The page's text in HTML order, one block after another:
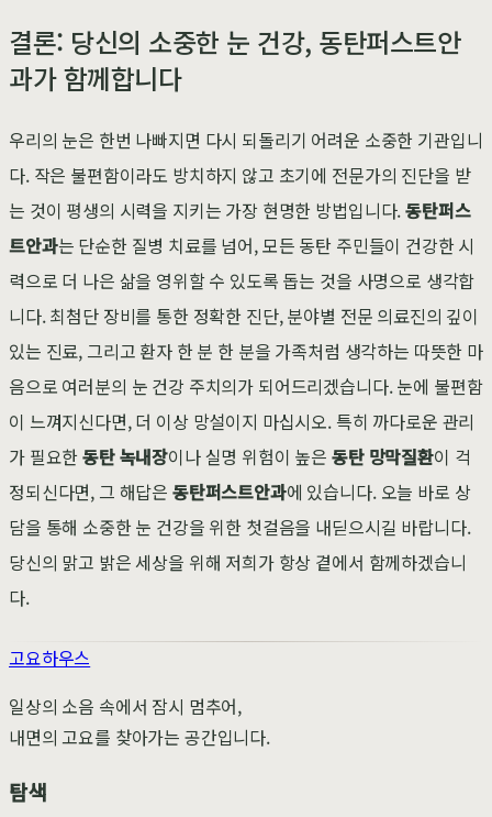
결론: 당신의 소중한 눈 건강, 동탄퍼스트안
과가 함께합니다
우리의 눈은 한번 나빠지면 다시 되돌리기 어려운 소중한 기관입니
다. 작은 불편함이라도 방치하지 않고 초기에 전문가의 진단을 받
는 것이 평생의 시력을 지키는 가장 현명한 방법입니다.동탄퍼스
트안과는 단순한 질병 치료를 넘어, 모든 동탄 주민들이 건강한 시
력으로 더 나은 삶을 영위할 수 있도록 돕는 것을 사명으로 생각합
니다. 최첨단 장비를 통한 정확한 진단, 분야별 전문 의료진의 깊이
있는 진료, 그리고 환자 한 분 한 분을 가족처럼 생각하는 따뜻한 마
음으로 여러분의 눈 건강 주치의가 되어드리겠습니다. 눈에 불편함
이 느껴지신다면, 더 이상 망설이지 마십시오. 특히 까다로운 관리
가 필요한동탄 녹내장이나 실명 위험이 높은동탄 망막질환이 걱
정되신다면, 그 해답은 동탄퍼스트안과에 있습니다. 오늘 바로 상
담을 통해 소중한 눈 건강을 위한 첫걸음을 내딛으시길 바랍니다.
당신의 맑고 밝은 세상을 위해 저희가 항상 곁에서 함께하겠습니
다.
고요하우스
일상의 소음 속에서 잠시 멈추어,
내면의 고요를 찾아가는 공간입니다.
탐색